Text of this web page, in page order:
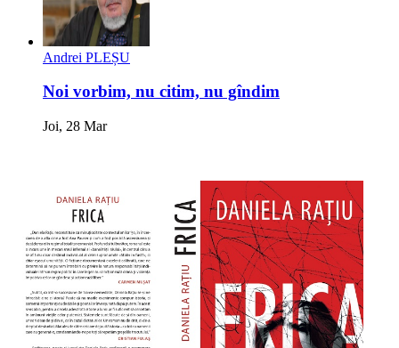
Andrei PLEȘU
Noi vorbim, nu citim, nu gîndim
Joi, 28 Mar